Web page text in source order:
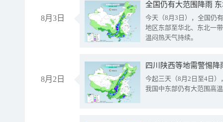
8月3日
全国仍有大范围降雨
今天（8月3日），全国仍
地区东部至华北、东北一
温闷热天气持续。
8月2日
今起三天（8月2日至4日
我国中东部仍有大范围高